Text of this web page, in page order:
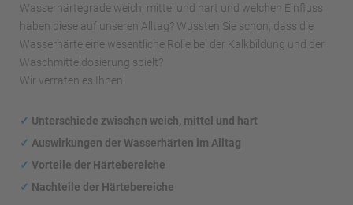
Wasserhärtegrade weich, mittel und hart und welchen Einfluss
haben diese auf unseren Alltag? Wussten Sie schon, dass die
Wasserhärte eine wesentliche Rolle bei der Kalkbildung und der
Waschmitteldosierung spielt?
Wir verraten es Ihnen!
✓ Unterschiede zwischen weich, mittel und hart
✓ Auswirkungen der Wasserhärten im Alltag
✓ Vorteile der Härtebereiche
✓ Nachteile der Härtebereiche